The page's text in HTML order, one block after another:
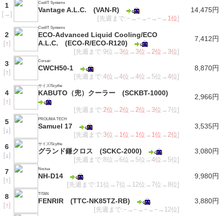
1
[→ ]
CoolIT Systems
Vantage A.L.C. (VAN-R)
[先週まで:−→−→−→−→ 1位]
14,475円
2
[↑]
CoolIT Systems
ECO-Advanced Liquid Cooling/ECO
A.L.C. (ECO-R/ECO-R120)
[先週まで:9位→ 3位 → 3位 →2位 → 3位]
7,412円
3
[↑]
Corsair
CWCH50-1
[先週まで:4位 →4位 →4位 →5位→4位]
8,870円
4
[↑]
サイズ/Scythe
KABUTO（兜）クーラー (SCKBT-1000)
[先週まで:2位 →2位 →2位 → 3位 →7位]
2,966円
5
[↓]
PROLIMA TECH
Samuel 17
[先週まで:3位 → 1位 → 1位 → 1位 →2位]
3,535円
6
[↓]
サイズ/Scythe
グランド鎌クロス (SCKC-2000)
[先週まで:8位→6位→5位→4位 →5位]
3,080円
7
[↑]
Noctua
NH-D14
[先週まで:11位→7位→12位→7位→8位]
9,980円
8
[↑]
TITAN
FENRIR (TTC-NK85TZ-RB)
[先週まで:−→−→−→−→12位]
3,880円